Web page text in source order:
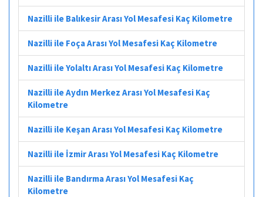
Nazilli ile Balıkesir Arası Yol Mesafesi Kaç Kilometre
Nazilli ile Foça Arası Yol Mesafesi Kaç Kilometre
Nazilli ile Yolaltı Arası Yol Mesafesi Kaç Kilometre
Nazilli ile Aydın Merkez Arası Yol Mesafesi Kaç
Kilometre
Nazilli ile Keşan Arası Yol Mesafesi Kaç Kilometre
Nazilli ile İzmir Arası Yol Mesafesi Kaç Kilometre
Nazilli ile Bandırma Arası Yol Mesafesi Kaç
Kilometre